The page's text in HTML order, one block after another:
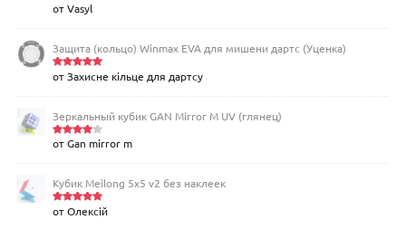
Оценка
от Vasyl
Защита (кольцо) Winmax EVA для мишени дартс (Уценка)
Оценка5
от Захисне кільце для дартсу
Зеркальный кубик GAN Mirror M UV (глянец)
Оценка
от Gan mirror m
Кубик Meilong 5x5 v2 без наклеек
Оценка5
от Олексій